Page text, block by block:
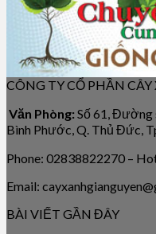
CÔNG TY CỔ PHẦN
Văn Phòng: Số 61, Đường
Bình Phước, Q. Thủ Đức,
Phone: 02838822270 –
Email:
BÀI VIẾT GẦN ĐÂY